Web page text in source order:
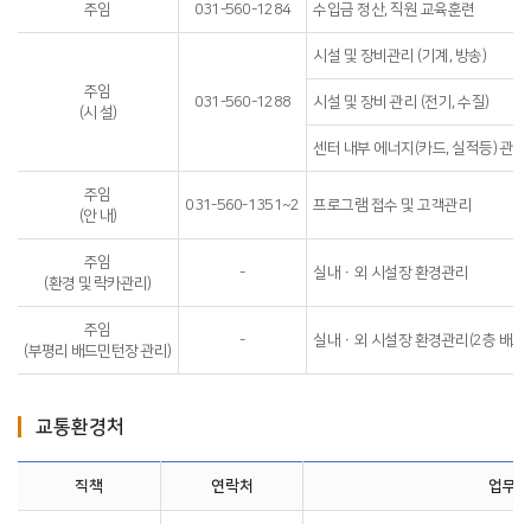
주임 031-560-1284 수입금 정산, 직원 교육훈련
주임
(시 설)
031-560-1288
시설 및 장비관리 (기계, 방송)
시설 및 장비 관리 (전기, 수질)
센터 내부 에너지(카드, 실적등) 관리
주임
(안 내)
031-560-1351~2 프로그램 접수 및 고객관리
주임
(환경 및 락카관리)
- 실내ㆍ외 시설장 환경관리
주임
(부평리 배드민턴장 관리)
- 실내ㆍ외 시설장 환경관리(2층 배드
교통환경처
직책 연락처 업무